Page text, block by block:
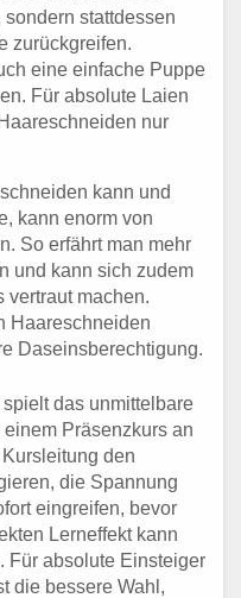
stattdessen
zurückgreifen.
eine einfache Puppe
Für absolute Laien
nur
kann und
kann enorm von
So erfährt man mehr
und kann sich zudem
vertraut machen.
Haareschneiden
Daseinsberechtigung.
das unmittelbare
Präsenzkurs an
den
die Spannung
eingreifen, bevor
Lerneffekt kann
Für absolute Einsteiger
die bessere Wahl,